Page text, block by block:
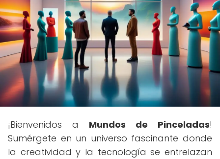
¡Bienvenidos a Mundos de Pinceladas!
Sumérgete en un universo fascinante donde
la creatividad y la tecnología se entrelazan